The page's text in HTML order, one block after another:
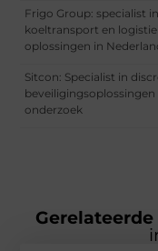
Frigo Group: specialist in
koeltransport en
oplossingen in
Sitcon: Specialist in
beveiligingsoplossingen
onderzoek